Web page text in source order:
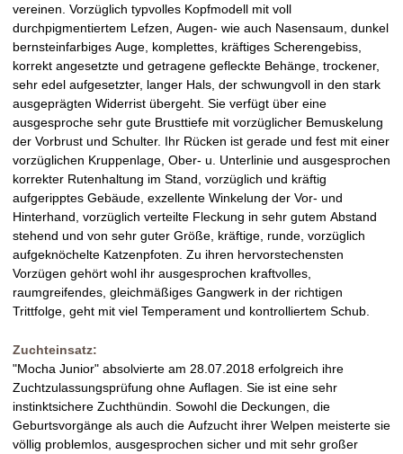
vereinen. Vorzüglich typvolles Kopfmodell mit voll
durchpigmentiertem Lefzen, Augen- wie auch Nasensaum, dunkel
bernsteinfarbiges Auge, komplettes, kräftiges Scherengebiss,
korrekt angesetzte und getragene gefleckte Behänge, trockener,
sehr edel aufgesetzter, langer Hals, der schwungvoll in den stark
ausgeprägten Widerrist übergeht. Sie verfügt über eine
ausgesproche sehr gute Brusttiefe mit vorzüglicher Bemuskelung
der Vorbrust und Schulter. Ihr Rücken ist gerade und fest mit einer
vorzüglichen Kruppenlage, Ober- u. Unterlinie und ausgesprochen
korrekter Rutenhaltung im Stand, vorzüglich und kräftig
aufgeripptes Gebäude, exzellente Winkelung der Vor- und
Hinterhand, vorzüglich verteilte Fleckung in sehr gutem Abstand
stehend und von sehr guter Größe, kräftige, runde, vorzüglich
aufgeknöchelte Katzenpfoten. Zu ihren hervorstechensten
Vorzügen gehört wohl ihr ausgesprochen kraftvolles,
raumgreifendes, gleichmäßiges Gangwerk in der richtigen
Trittfolge, geht mit viel Temperament und kontrolliertem Schub.
Zuchteinsatz:
"Mocha Junior" absolvierte am 28.07.2018 erfolgreich ihre
Zuchtzulassungsprüfung ohne Auflagen. Sie ist eine sehr
instinktsichere Zuchthündin. Sowohl die Deckungen, die
Geburtsvorgänge als auch die Aufzucht ihrer Welpen meisterte sie
völlig problemlos, ausgesprochen sicher und mit sehr großer